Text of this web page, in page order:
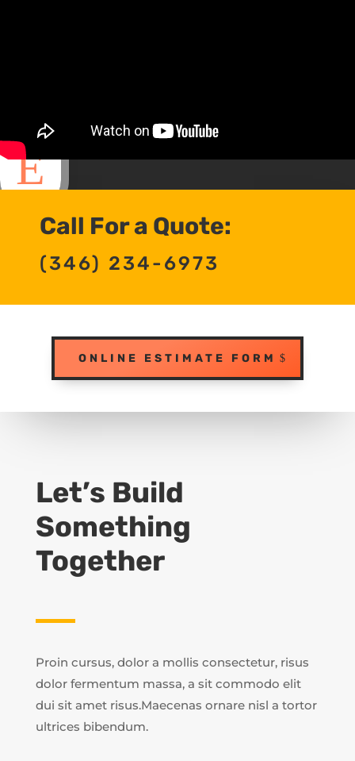
Call For a Quote:
(346) 234-6973
ONLINE ESTIMATE FORM
Let’s Build
Something
Together
Proin cursus, dolor a mollis consectetur, risus
dolor fermentum massa, a sit commodo elit
dui sit amet risus.Maecenas ornare nisl a tortor
ultrices bibendum.